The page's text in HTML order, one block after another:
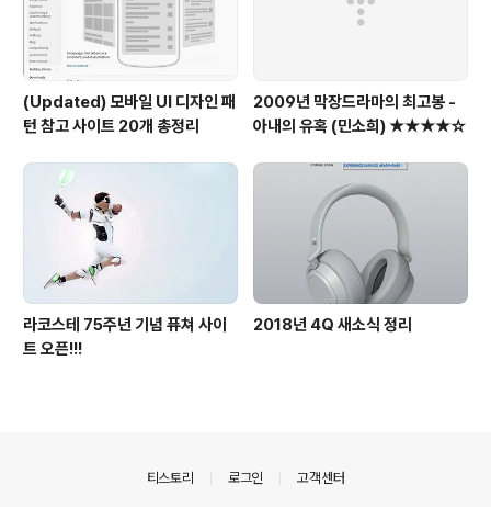
(Updated) 모바일 UI 디자인 패
턴 참고 사이트 20개 총정리
2009년 막장드라마의 최고봉 -
아내의 유혹 (민소희) ★★★★☆
라코스테 75주년 기념 퓨쳐 사이
트 오픈!!!
2018년 4Q 새소식 정리
티스토리 로그인 고객센터